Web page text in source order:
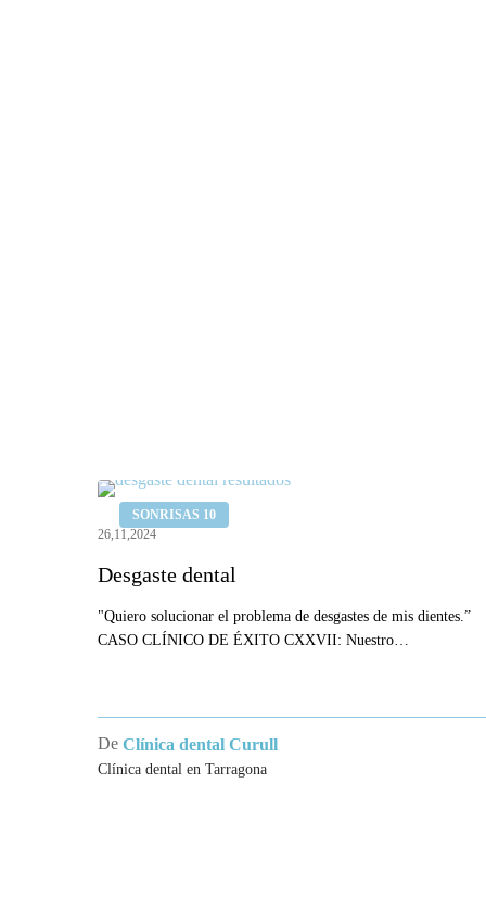
SONRISAS 10
Desgaste
dental
26,11,2024
Desgaste dental
"Quiero solucionar el problema de desgastes de mis dientes.”
CASO CLÍNICO DE ÉXITO CXXVII: Nuestro…
De Clínica dental Curull
Clínica dental en Tarragona